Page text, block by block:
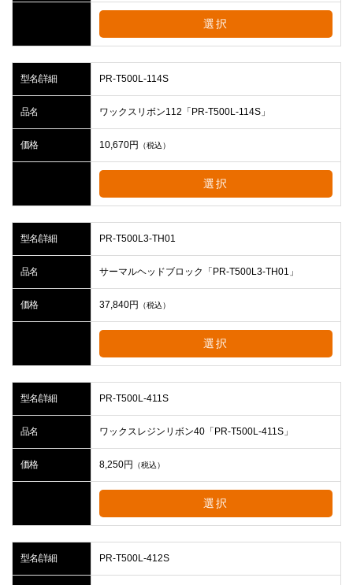
選択
型名/詳細 PR-T500L-114S
品名 ワックスリボン112「PR-T500L-114S」
価格 10,670円 （税込）
選択
型名/詳細 PR-T500L3-TH01
品名 サーマルヘッドブロック「PR-T500L3-TH01」
価格 37,840円 （税込）
選択
型名/詳細 PR-T500L-411S
品名 ワックスレジンリボン40「PR-T500L-411S」
価格 8,250円 （税込）
選択
型名/詳細 PR-T500L-412S